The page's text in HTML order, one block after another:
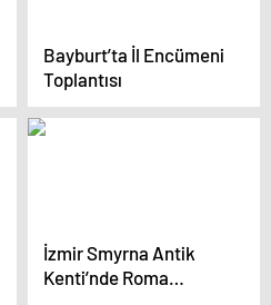
Bayburt’ta İl Encümeni
Toplantısı
İzmir Smyrna Antik
Kenti’nde Roma